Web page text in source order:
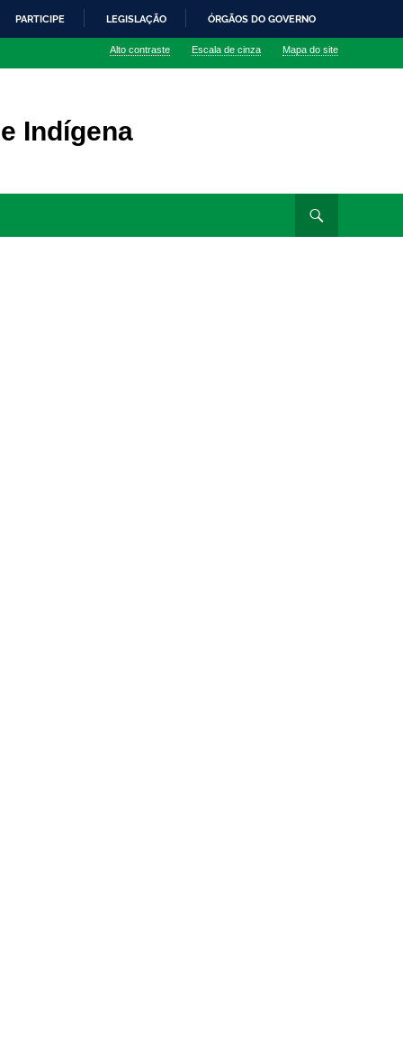
PARTICIPE LEGISLAÇÃO ÓRGÃOS DO GOVERNO
Alto contraste Escala de cinza Mapa do site
Indígena